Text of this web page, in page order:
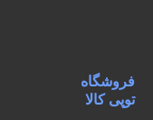
فروشگاه
توپی کالا